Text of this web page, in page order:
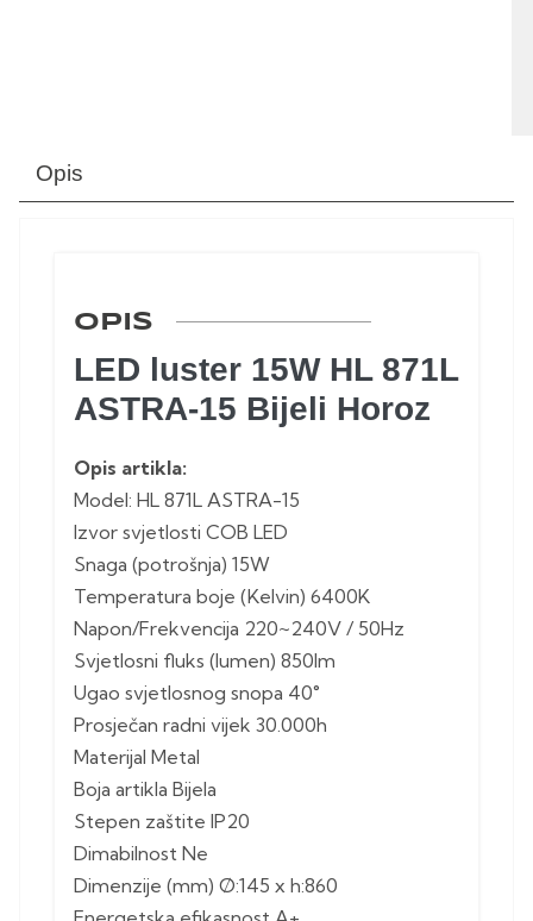
Opis
OPIS
LED luster 15W HL 871L
ASTRA-15 Bijeli Horoz
Opis artikla:
Model: HL 871L ASTRA-15
Izvor svjetlosti COB LED
Snaga (potrošnja) 15W
Temperatura boje (Kelvin) 6400K
Napon/Frekvencija 220~240V / 50Hz
Svjetlosni fluks (lumen) 850lm
Ugao svjetlosnog snopa 40°
Prosječan radni vijek 30.000h
Materijal Metal
Boja artikla Bijela
Stepen zaštite IP20
Dimabilnost Ne
Dimenzije (mm) Ø:145 x h:860